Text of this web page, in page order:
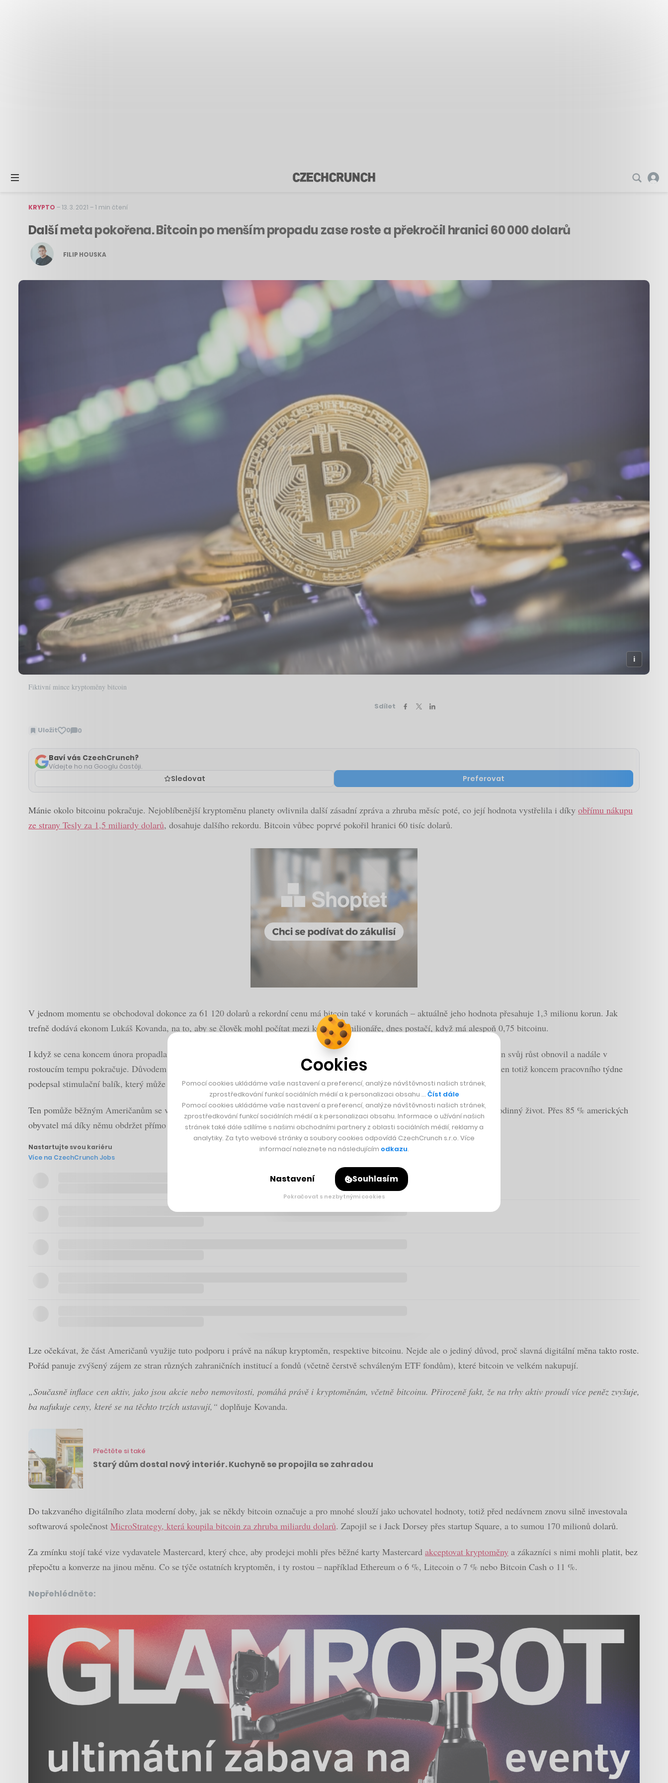
KRYPTO –13. 3. 2021 –1 min čtení
Další meta pokořena. Bitcoin po menším propadu zase roste a překročil hranici 60 000 dolarů
FILIP HOUSKA
Fiktivní mince kryptoměny bitcoin
Sdílet
Uložit 0 0
Zobrazit
Baví vás CzechCrunch?
Vídejte ho na Googlu častěji.
Sledovat Preferovat
Mánie okolo bitcoinu pokračuje. Nejoblíbenější kryptoměnu planety ovlivnila další zásadní zpráva a zhruba měsíc poté, co její hodnota vystřelila i díky obřímu nákupu
ze strany Tesly za 1,5 miliardy dolarů, dosahuje dalšího rekordu. Bitcoin vůbec poprvé pokořil hranici 60 tisíc dolarů.
V jednom momentu se obchodoval dokonce za 61 120 dolarů a rekordní cenu má bitcoin také v korunách – aktuálně jeho hodnota přesahuje 1,3 milionu korun. Jak
trefně dodává ekonom Lukáš Kovanda, na to, aby se člověk mohl počítat mezi korunové milionáře, dnes postačí, když má alespoň 0,75 bitcoinu.
I když se cena koncem února propadla pod 50 tisíc dolarů v reakci na prodej měny drobnými investory s cílem výběru zisku, bitcoin svůj růst obnovil a nadále v
rostoucím tempu pokračuje. Důvodem je nyní i optimistická nálada zejména na americkém trhu. Prezident Spojených států Joe Biden totiž koncem pracovního týdne
podepsal stimulační balík, který může dosáhnout až 1,9 bilionu dolarů.
Ten pomůže běžným Američanům se vzpamatovat z pandemie koronaviru, která výrazně ovlivnila jejich byznysy a společenský i rodinný život. Přes 85 % amerických
obyvatel má díky němu obdržet přímo platbou od státu ve formě šeku na 1 400 dolarů (30 tisíc korun) na osobu.
Nastartujte svou kariéru
Více na CzechCrunch Jobs
Lze očekávat, že část Američanů využije tuto podporu i právě na nákup kryptoměn, respektive bitcoinu. Nejde ale o jediný důvod, proč slavná digitální měna takto roste.
Pořád panuje zvýšený zájem ze stran různých zahraničních institucí a fondů (včetně čerstvě schváleným ETF fondům), které bitcoin ve velkém nakupují.
„Současně inflace cen aktiv, jako jsou akcie nebo nemovitosti, pomáhá právě i kryptoměnám, včetně bitcoinu. Přirozeně fakt, že na trhy aktiv proudí více peněz zvyšuje,
ba nafukuje ceny, které se na těchto trzích ustavují,“ doplňuje Kovanda.
Přečtěte si také
Starý dům dostal nový interiér. Kuchyně se propojila se zahradou
Do takzvaného digitálního zlata moderní doby, jak se někdy bitcoin označuje a pro mnohé slouží jako uchovatel hodnoty, totiž před nedávnem znovu silně investovala
softwarová společnost MicroStrategy, která koupila bitcoin za zhruba miliardu dolarů. Zapojil se i Jack Dorsey přes startup Square, a to sumou 170 milionů dolarů.
Za zmínku stojí také vize vydavatele Mastercard, který chce, aby prodejci mohli přes běžné karty Mastercard akceptovat kryptoměny a zákazníci s nimi mohli platit, bez
přepočtu a konverze na jinou měnu. Co se týče ostatních kryptoměn, i ty rostou – například Ethereum o 6 %, Litecoin o 7 % nebo Bitcoin Cash o 11 %.
Nepřehlédněte:
Cookies
Pomocí cookies ukládáme vaše nastavení a preferencí, analýze návštěvnosti našich stránek,
zprostředkování funkcí sociálních médií a k personalizaci obsahu … Číst dále
Pomocí cookies ukládáme vaše nastavení a preferencí, analýze návštěvnosti našich stránek,
zprostředkování funkcí sociálních médií a k personalizaci obsahu. Informace o užívání našich
stránek také dále sdílíme s našimi obchodními partnery z oblasti sociálních médií, reklamy a
analytiky. Za tyto webové stránky a soubory cookies odpovídá CzechCrunch s.r.o. Více
informací naleznete na následujícím odkazu.
Nastavení Souhlasím
Pokračovat s nezbytnými cookies